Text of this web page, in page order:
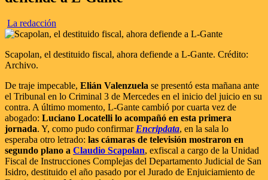
La redacción
Scapolan, el destituido fiscal, ahora defiende a L-Gante. Crédito:
Archivo.
De traje impecable, Elián Valenzuela se presentó esta mañana ante
el Tribunal en lo Criminal 3 de Mercedes en el inicio del juicio en su
contra. A último momento, L-Gante cambió por cuarta vez de
abogado: Luciano Locatelli lo acompañó en esta primera
jornada. Y, como pudo confirmar Encripdata, en la sala lo
esperaba otro letrado: las cámaras de televisión mostraron en
segundo plano a Claudio Scapolan, exfiscal a cargo de la Unidad
Fiscal de Instrucciones Complejas del Departamento Judicial de San
Isidro, destituido el año pasado por el Jurado de Enjuiciamiento de